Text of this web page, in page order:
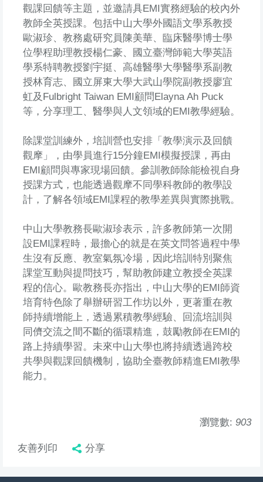
觀課回饋等主題，並邀請具EMI實務經驗的校內外
教師全英授課。包括中山大學外國語文學系教授
歐淑珍、教務處研究員陳美華、臨床醫學博士學
位學程助理教授楊仁豪、國立臺灣師範大學英語
學系特聘教授劉宇挺、高雄醫學大學醫學系副教
授林育志、國立屏東大學大武山學院副教授廖宜
虹及Fulbright Taiwan EMI顧問Elayna Ah Puck
等，分享理工、醫學與人文領域的EMI教學經驗。
除課堂訓練外，培訓營也安排「教學演示及回饋
觀摩」，由學員進行15分鐘EMI模擬授課，再由
EMI顧問與專家現場回饋。參訓教師除能檢視自身
授課方式，也能透過觀摩不同學科教師的教學設
計，了解各領域EMI課程的教學差異與實際挑戰。
中山大學教務長歐淑珍表示，許多教師第一次開
設EMI課程時，最擔心的就是在英文問答過程中學
生沒有反應、教室氣氛冷場，因此培訓特別聚焦
課堂互動與提問技巧，幫助教師建立教授全英課
程的信心。歐教務長亦指出，中山大學的EMI師資
培育特色除了舉辦研習工作坊以外，更著重在教
師持續增能上，透過累積教學經驗、回流培訓與
同儕交流之間不斷的循環精進，鼓勵教師在EMI的
路上持續學習。未來中山大學也將持續透過跨校
共學與觀課回饋機制，協助全臺教師精進EMI教學
能力。
瀏覽數: 903
友善列印 分享